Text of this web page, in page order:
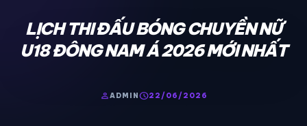
LỊCH THI ĐẤU BÓNG CHUYỀN NỮ
U18 ĐÔNG NAM Á 2026 MỚI NHẤT
personADMINschedule22/06/2026